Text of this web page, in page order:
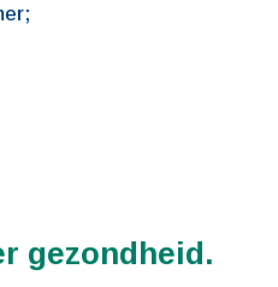
gezondheid.